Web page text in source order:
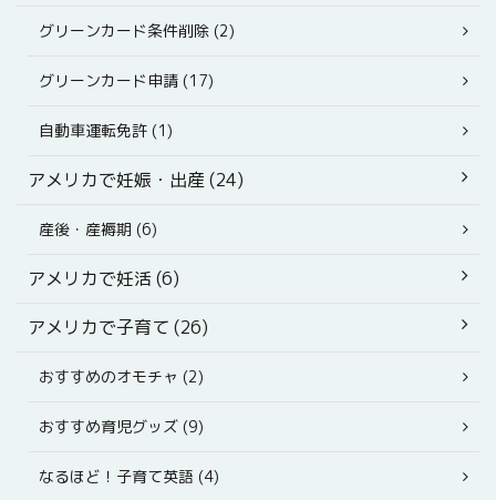
グリーンカード条件削除 (2)
グリーンカード申請 (17)
自動車運転免許 (1)
アメリカで妊娠・出産 (24)
産後・産褥期 (6)
アメリカで妊活 (6)
アメリカで子育て (26)
おすすめのオモチャ (2)
おすすめ育児グッズ (9)
なるほど！子育て英語 (4)